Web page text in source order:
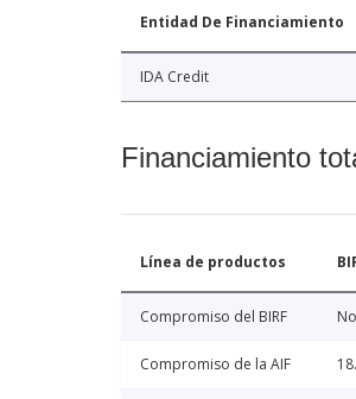
Entidad De Financiamiento
IDA Credit
Financiamiento
Línea de productos
Compromiso del BIRF
Compromiso de la AIF